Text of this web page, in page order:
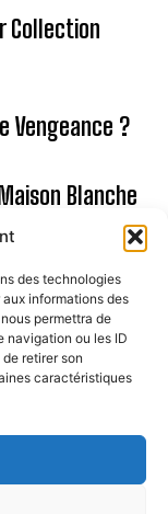
des technologies
informations des
permettra de
navigation ou les ID
retirer son
caractéristiques
Collection
Vengeance ?
Blanche